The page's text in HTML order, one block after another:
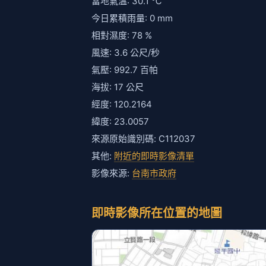
今日累積雨量: 0 mm
相對濕度: 78 %
風速: 3.6 公尺/秒
氣壓: 992.7 百帕
海拔: 17 公尺
經度: 120.2164
緯度: 23.0057
來源原始識別碼: C112037
其他: 附近的即時影像清單
影像來源: 台南市政府
即時影像所在位置的地圖